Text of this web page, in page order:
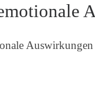
Auswirkungen